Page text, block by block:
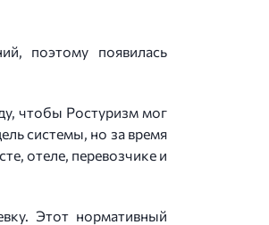
поэтому появилась
чтобы Ростуризм мог
системы, но за время
отеле, перевозчике и
Этот нормативный